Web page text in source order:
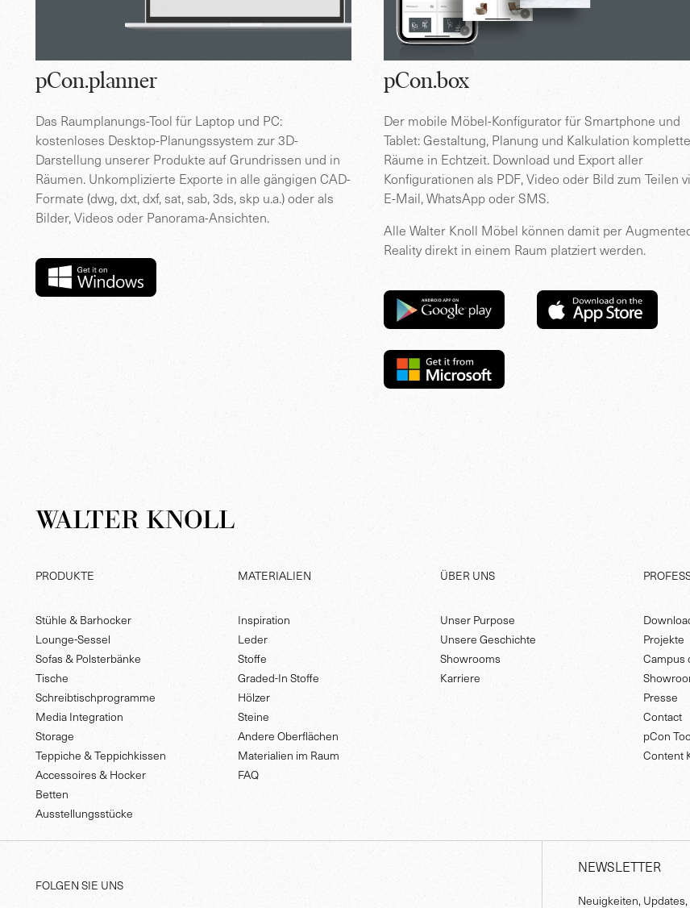
pCon.planner
Das Raumplanungs-Tool für Laptop und PC:
kostenloses Desktop-Planungssystem zur 3D-
Darstellung unserer Produkte auf Grundrissen und in
Räumen. Unkomplizierte Exporte in alle gängigen CAD-
Formate (dwg, dxt, dxf, sat, sab, 3ds, skp u.a.) oder als
Bilder, Videos oder Panorama-Ansichten.
pCon.box
Der mobile Möbel-Konfigurator für Smartphone und
Tablet: Gestaltung, Planung und Kalkulation
Räume in Echtzeit. Download und Export aller
Konfigurationen als PDF, Video oder Bild zum Teilen
E-Mail, WhatsApp oder SMS.
Alle Walter Knoll Möbel können damit per
Reality direkt in einem Raum platziert werden.
PRODUKTE
Stühle & Barhocker
Lounge-Sessel
Sofas & Polsterbänke
Tische
Schreibtischprogramme
Media Integration
Storage
Teppiche & Teppichkissen
Accessoires & Hocker
Betten
Ausstellungsstücke
MATERIALIEN
Inspiration
Leder
Stoffe
Graded-In Stoffe
Hölzer
Steine
Andere Oberflächen
Materialien im Raum
FAQ
ÜBER UNS
Unser Purpose
Unsere Geschichte
Showrooms
Karriere
Projekte
Campus
Presse
Contact
pCon
Content
FOLGEN SIE UNS
NEWSLETTER
Neuigkeiten,